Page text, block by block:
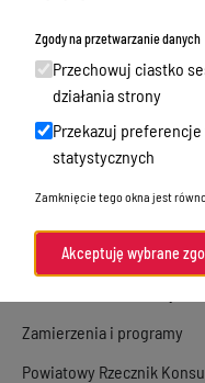
Akty Prawne
Rejestry, ewidencje i
Budżet
Organizacja działania
powiatowego
Oświadczenia majątkowe
Zamierzenia i programy
Powiatowy Rzecznik
Zgody na przetwarzanie danych
Przechowuj ciastko
działania strony
Przekazuj
statystycznych
Zamknięcie tego okna jest
Akceptuję wybrane